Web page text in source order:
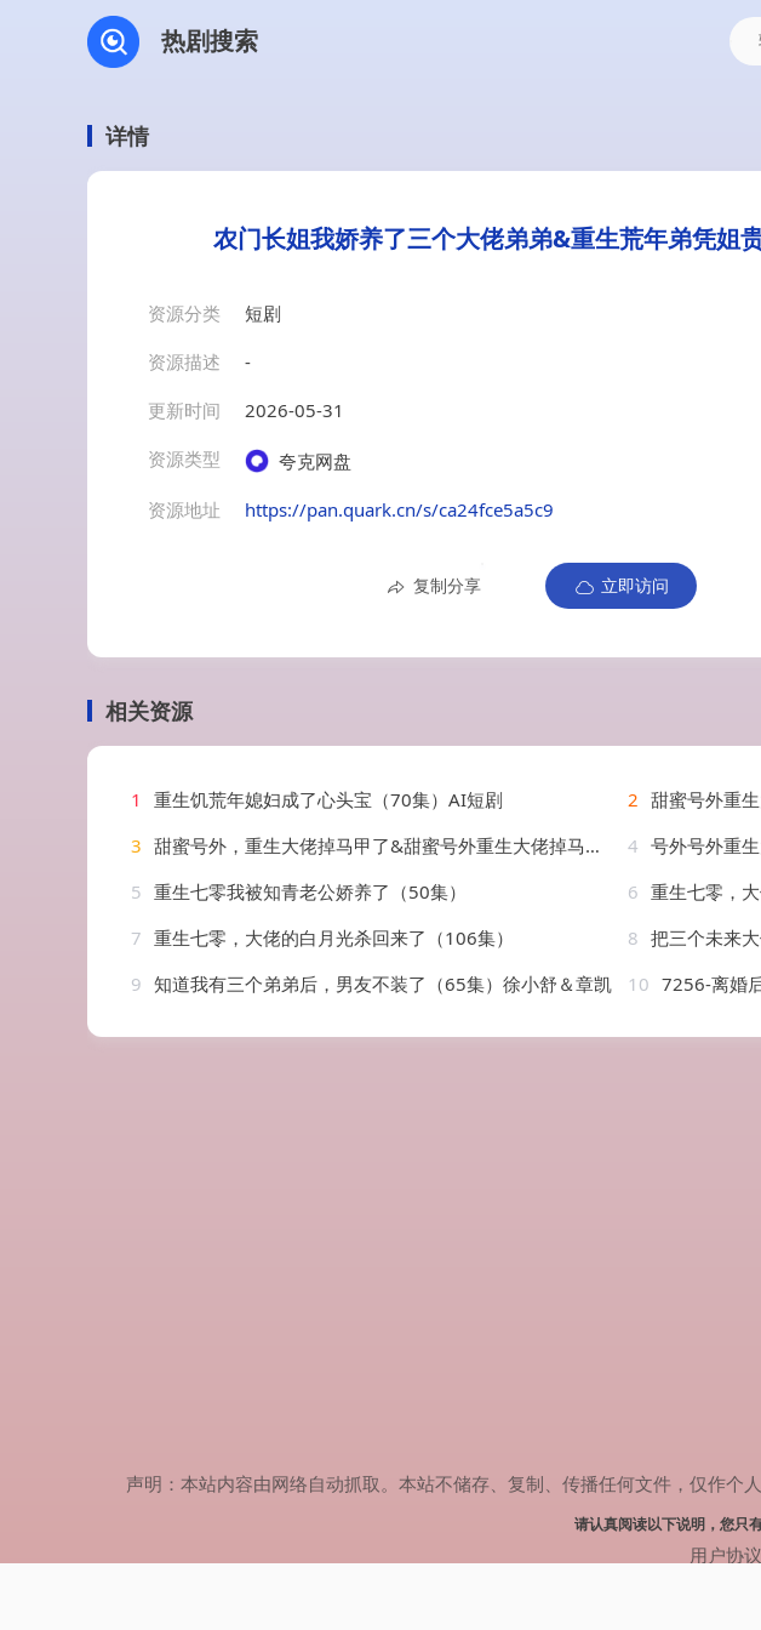
热剧搜索
详情
农门长姐我娇养了三个大佬弟弟&重生荒年弟凭姐
资源分类
短剧
资源描述
-
更新时间
2026-05-31
资源类型
夸克网盘
资源地址
https://pan.quark.cn/s/ca24fce5a5c9
复制分享 立即访问
相关资源
1 重生饥荒年媳妇成了心头宝（70集）AI短剧 2 甜蜜号外重
3 甜蜜号外，重生大佬掉马甲了&甜蜜号外重生大佬掉马甲了（124集）AI短剧 4 号外号外重
5 重生七零我被知青老公娇养了（50集） 6 重生七零，大佬的
7 重生七零，大佬的白月光杀回来了（106集） 8 把三个未来
9 知道我有三个弟弟后，男友不装了（65集）徐小舒＆章凯 10 7256-离婚
声明：本站内容由网络自动抓取。本站不储存、复制、传播任何文件，仅作
请认真阅读以下说明，您只
用户协议